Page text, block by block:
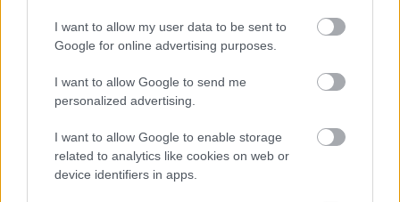
I want to allow my user data to be sent to
Google for online advertising purposes.
I want to allow Google to send me
personalized advertising.
I want to allow Google to enable storage
related to analytics like cookies on web or
device identifiers in apps.
Zawodnicy LKS-u Hucina wiedzą, z kim zagrają mecze kontrolne
LKS&nbsp;Hucina to lider kolbuszowskiej klasy B. LKS jesienią
zdobył 34 oczka, tylko w dwóch meczach tracił punkty.
Podopieczni Wojciecha Szydło przygotowują się już do rundy